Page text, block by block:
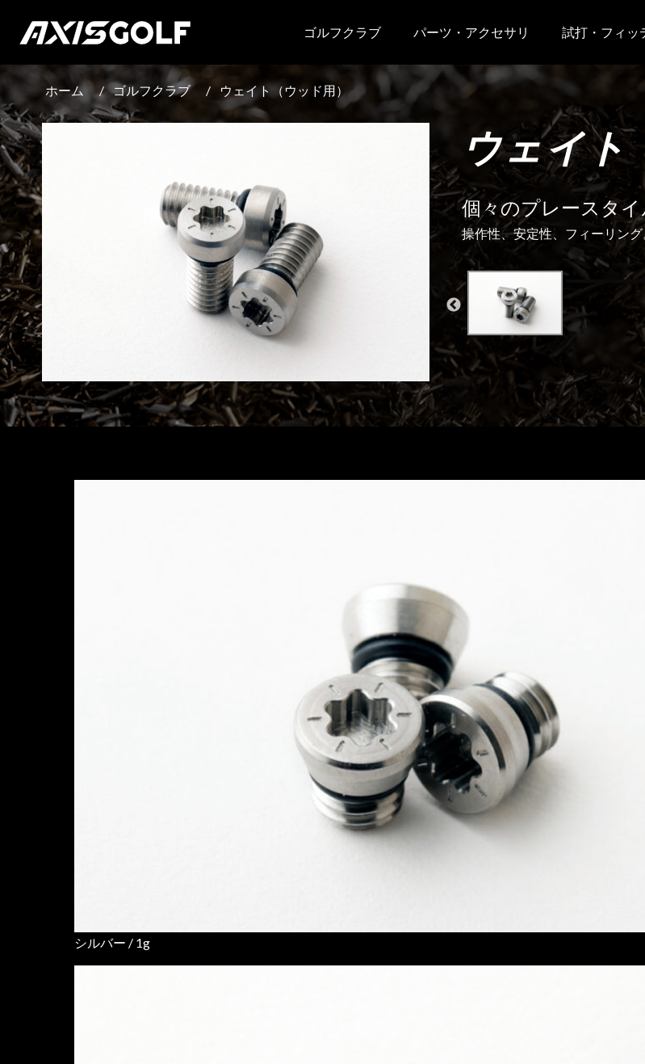
ゴルフクラブ パーツ・アクセサリ 試打・フィッ
ホーム / ゴルフクラブ / ウェイト（ウッド用）
ウェイト
個々のプレースタ
操作性、安定性、フィーリン
シルバー / 1g